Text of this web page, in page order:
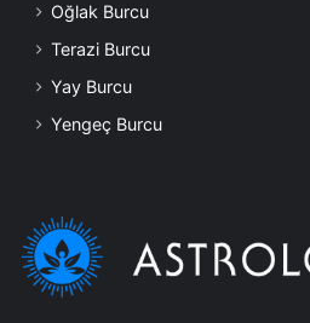
Oğlak Burcu
Terazi Burcu
Yay Burcu
Yengeç Burcu